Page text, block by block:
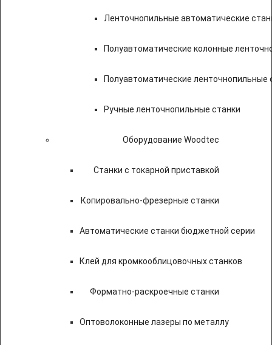
Ленточнопильные автоматические
Полуавтоматические колонные
Полуавтоматические ленточнопильные
Ручные ленточнопильные станки
Оборудование Woodtec
Станки с токарной приставкой
Копировально-фрезерные станки
Автоматические станки бюджетной серии
Клей для кромкооблицовочных станков
Форматно-раскроечные станки
Оптоволоконные лазеры по металлу